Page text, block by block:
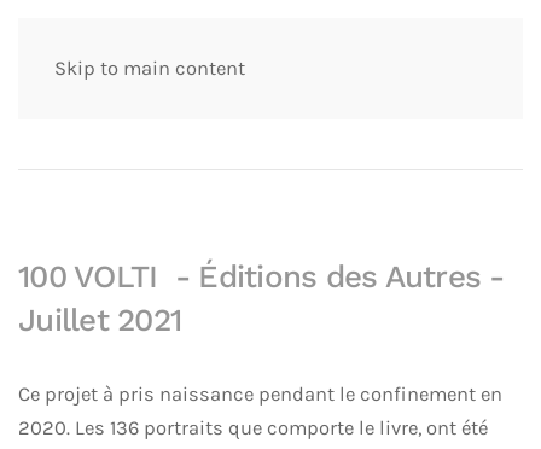
Skip to main content
100 VOLTI - Éditions des Autres -
Juillet 2021
Ce projet à pris naissance pendant le confinement en
2020. Les 136 portraits que comporte le livre, ont été